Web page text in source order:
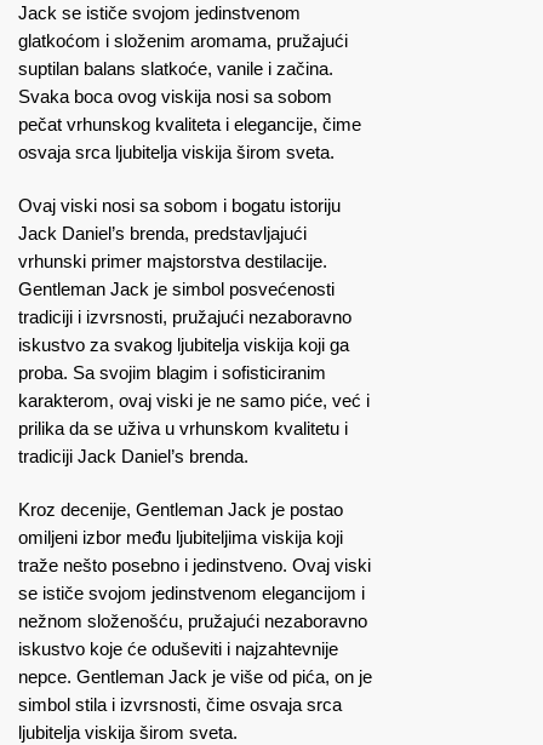
Jack se ističe svojom jedinstvenom
glatkoćom i složenim aromama, pružajući
suptilan balans slatkoće, vanile i začina.
Svaka boca ovog viskija nosi sa sobom
pečat vrhunskog kvaliteta i elegancije, čime
osvaja srca ljubitelja viskija širom sveta.
Ovaj viski nosi sa sobom i bogatu istoriju
Jack Daniel’s brenda, predstavljajući
vrhunski primer majstorstva destilacije.
Gentleman Jack je simbol posvećenosti
tradiciji i izvrsnosti, pružajući nezaboravno
iskustvo za svakog ljubitelja viskija koji ga
proba. Sa svojim blagim i sofisticiranim
karakterom, ovaj viski je ne samo piće, već i
prilika da se uživa u vrhunskom kvalitetu i
tradiciji Jack Daniel’s brenda.
Kroz decenije, Gentleman Jack je postao
omiljeni izbor među ljubiteljima viskija koji
traže nešto posebno i jedinstveno. Ovaj viski
se ističe svojom jedinstvenom elegancijom i
nežnom složenošću, pružajući nezaboravno
iskustvo koje će oduševiti i najzahtevnije
nepce. Gentleman Jack je više od pića, on je
simbol stila i izvrsnosti, čime osvaja srca
ljubitelja viskija širom sveta.